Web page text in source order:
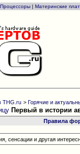
Процессоры | Материнские
THG.ru >Горячие и
Первый в истории
Правила
сенсации и другая